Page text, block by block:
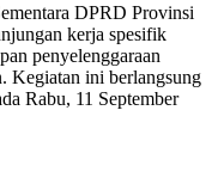
DPRD Provinsi
kerja spesifik
penyelenggaraan
Kegiatan ini berlangsung
Rabu, 11 September